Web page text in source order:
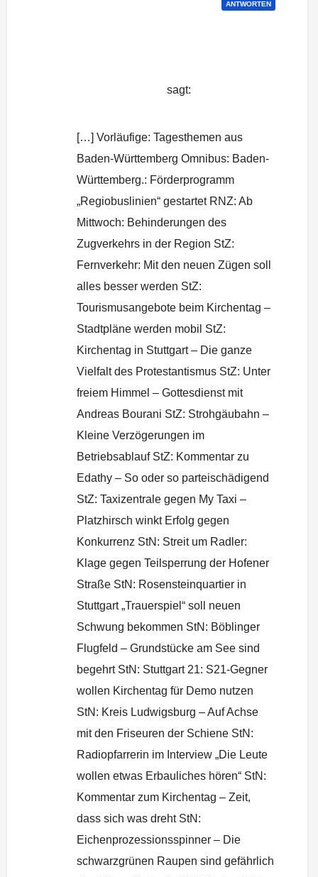
ANTWORTEN
sagt:
[…] Vorläufige: Tagesthemen aus
Baden-Württemberg Omnibus: Baden-
Württemberg.: Förderprogramm
„Regiobuslinien“ gestartet RNZ: Ab
Mittwoch: Behinderungen des
Zugverkehrs in der Region StZ:
Fernverkehr: Mit den neuen Zügen soll
alles besser werden StZ:
Tourismusangebote beim Kirchentag –
Stadtpläne werden mobil StZ:
Kirchentag in Stuttgart – Die ganze
Vielfalt des Protestantismus StZ: Unter
freiem Himmel – Gottesdienst mit
Andreas Bourani StZ: Strohgäubahn –
Kleine Verzögerungen im
Betriebsablauf StZ: Kommentar zu
Edathy – So oder so parteischädigend
StZ: Taxizentrale gegen My Taxi –
Platzhirsch winkt Erfolg gegen
Konkurrenz StN: Streit um Radler:
Klage gegen Teilsperrung der Hofener
Straße StN: Rosensteinquartier in
Stuttgart „Trauerspiel“ soll neuen
Schwung bekommen StN: Böblinger
Flugfeld – Grundstücke am See sind
begehrt StN: Stuttgart 21: S21-Gegner
wollen Kirchentag für Demo nutzen
StN: Kreis Ludwigsburg – Auf Achse
mit den Friseuren der Schiene StN:
Radiopfarrerin im Interview „Die Leute
wollen etwas Erbauliches hören“ StN:
Kommentar zum Kirchentag – Zeit,
dass sich was dreht StN:
Eichenprozessionsspinner – Die
schwarzgrünen Raupen sind gefährlich